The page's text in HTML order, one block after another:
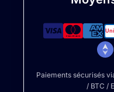
Paiements sécurisés
/ BTC /